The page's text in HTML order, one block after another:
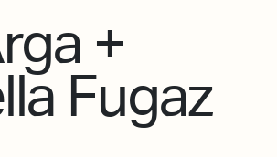
+
Fugaz